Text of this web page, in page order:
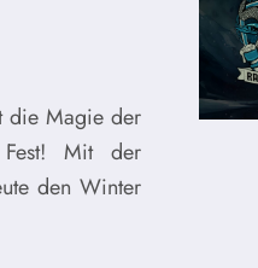
die Magie der
Mit der
den Winter